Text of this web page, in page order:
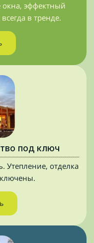
эффектный
в тренде.
под ключ
Утепление, отделка